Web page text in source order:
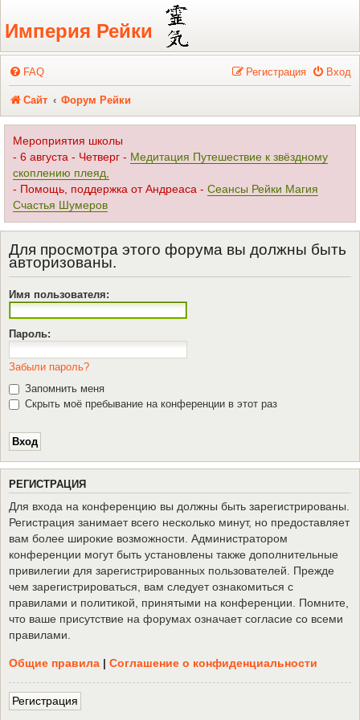
Регистрация
Империя Рейки
FAQ Вход
Регистрация
Сайт Форум Рейки
Мероприятия школы
- 6 августа - Четверг - Медитация Путешествие к звёздному
скоплению плеяд,
- Помощь, поддержка от Андреаса - Сеансы Рейки Магия
Счастья Шумеров
Для просмотра этого форума вы должны быть
авторизованы.
Имя пользователя:
Пароль:
Забыли пароль?
Запомнить меня
Скрыть моё пребывание на конференции в этот раз
РЕГИСТРАЦИЯ
Для входа на конференцию вы должны быть зарегистрированы.
Регистрация занимает всего несколько минут, но предоставляет
вам более широкие возможности. Администратором
конференции могут быть установлены также дополнительные
привилегии для зарегистрированных пользователей. Прежде
чем зарегистрироваться, вам следует ознакомиться с
правилами и политикой, принятыми на конференции. Помните,
что ваше присутствие на форумах означает согласие со всеми
правилами.
Общие правила | Соглашение о конфиденциальности
Регистрация